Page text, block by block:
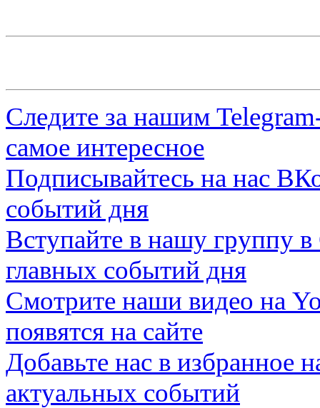
Следите за нашим
самое интересное
Подписывайтесь на нас
событий дня
Вступайте в нашу группу в
главных событий дня
Смотрите наши видео на
появятся на сайте
Добавьте нас в избранное
актуальных событий